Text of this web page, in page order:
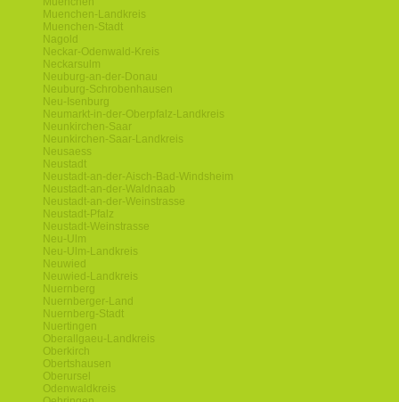
Muenchen-Landkreis
Muenchen-Stadt
Nagold
Neckar-Odenwald-Kreis
Neckarsulm
Neuburg-an-der-Donau
Neuburg-Schrobenhausen
Neu-Isenburg
Neumarkt-in-der-Oberpfalz-Landkreis
Neunkirchen-Saar
Neunkirchen-Saar-Landkreis
Neusaess
Neustadt
Neustadt-an-der-Aisch-Bad-Windsheim
Neustadt-an-der-Waldnaab
Neustadt-an-der-Weinstrasse
Neustadt-Pfalz
Neustadt-Weinstrasse
Neu-Ulm
Neu-Ulm-Landkreis
Neuwied
Neuwied-Landkreis
Nuernberg
Nuernberger-Land
Nuernberg-Stadt
Nuertingen
Oberallgaeu-Landkreis
Oberkirch
Obertshausen
Oberursel
Odenwaldkreis